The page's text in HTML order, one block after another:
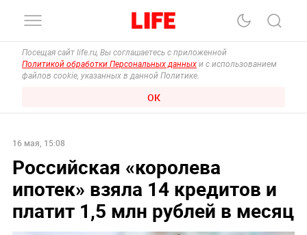
Посещая сайт life.ru, Вы соглашаетесь с приложенной
Политикой обработки Персональных данных и с использованием
файлов cookie, указанных в данной Политике.
ОК
16 мая, 15:08
Российская «королева
ипотек» взяла 14 кредитов и
платит 1,5 млн рублей в месяц